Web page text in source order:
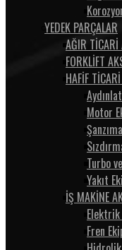
YEDEK PARÇALAR
AĞIR TİCARİ
FORKLİFT
HAFİF
Motor
Turbo
Yakıt
İŞ MAKİNE
Elektrik
Fren